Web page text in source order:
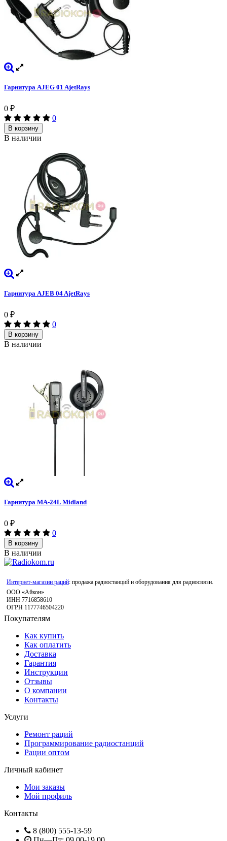
Гарнитура AJEG 01 AjetRays
0 ₽
0
В корзину
В наличии
Гарнитура AJEB 04 AjetRays
0 ₽
0
В корзину
В наличии
Гарнитура МА-24L Midland
0 ₽
0
В корзину
В наличии
Интернет-магазин раций: продажа радиостанций и оборудования для радиосвязи.
ООО «Айкон»
ИНН 7716858610
ОГРН 1177746504220
Покупателям
Как купить
Как оплатить
Доставка
Гарантия
Инструкции
Отзывы
О компании
Контакты
Услуги
Ремонт раций
Программирование радиостанций
Рации оптом
Личный кабинет
Мои заказы
Мой профиль
Контакты
8 (800) 555-13-59